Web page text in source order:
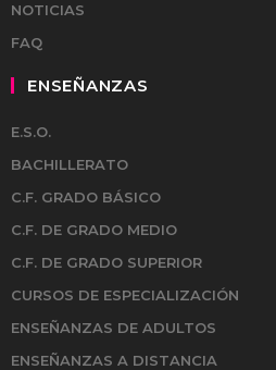
NOTICIAS
FAQ
ENSEÑANZAS
E.S.O.
BACHILLERATO
C.F. GRADO BÁSICO
C.F. DE GRADO MEDIO
C.F. DE GRADO SUPERIOR
CURSOS DE ESPECIALIZACIÓN
ENSEÑANZAS DE ADULTOS
ENSEÑANZAS A DISTANCIA